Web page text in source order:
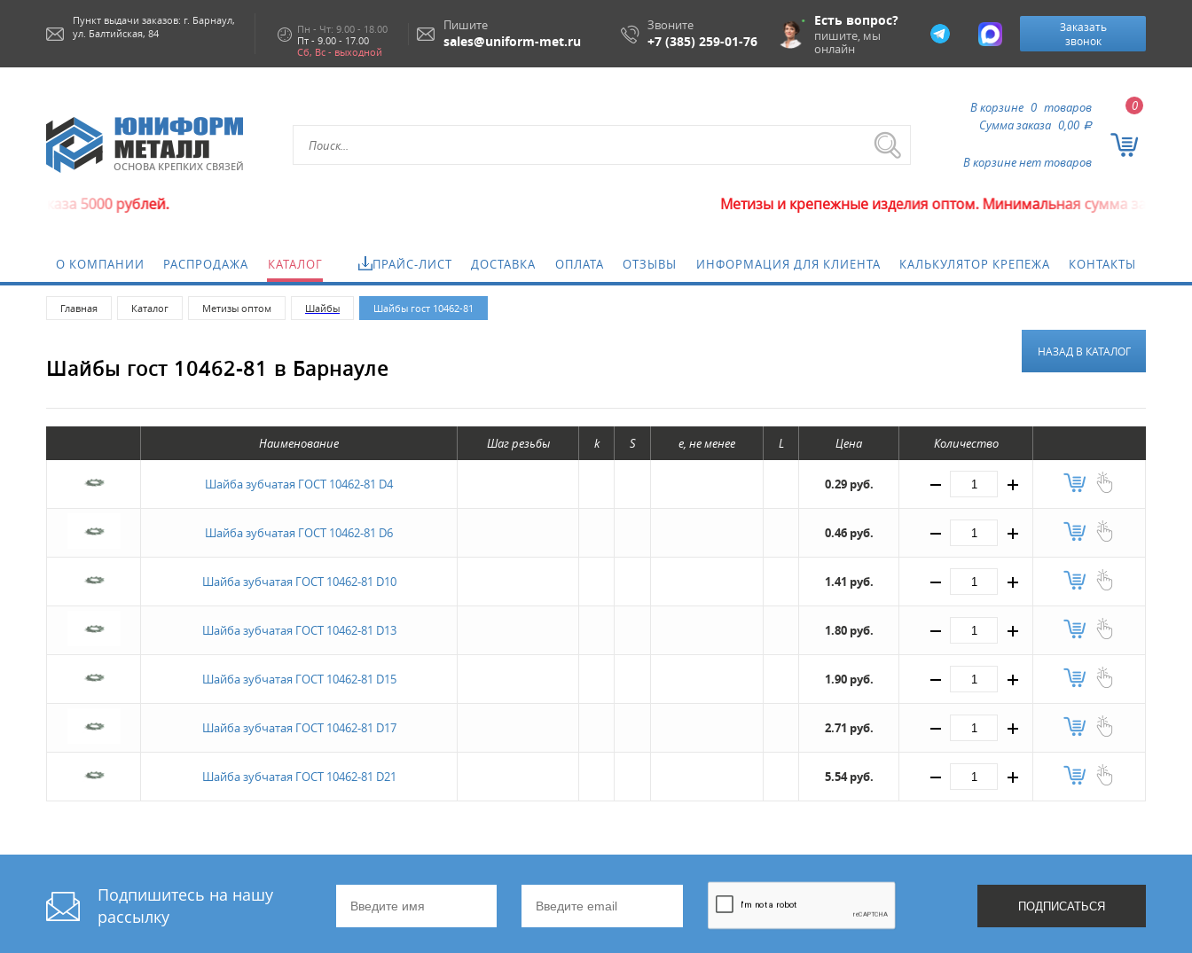
Есть вопрос?
пишите, мы
онлайн
Пункт выдачи заказов: г. Барнаул,
ул. Балтийская, 84
Пн - Чт: 9.00 - 18.00
Пт - 9.00 - 17.00
Сб, Вс - выходной
Пишите
sales@uniform-met.ru
Звоните
+7 (385) 259-01-76
Заказать
звонок
ОСНОВА КРЕПКИХ СВЯЗЕЙ
0
В корзине 0 товаров
Сумма заказа 0,00 a
В корзине нет товаров
5000 рублей. Метизы и крепежные изделия оптом. Минимальная сумма заказа 5000
О КОМПАНИИ РАСПРОДАЖА КАТАЛОГ ПРАЙС-ЛИСТ ДОСТАВКА ОПЛАТА ОТЗЫВЫ ИНФОРМАЦИЯ ДЛЯ КЛИЕНТА КАЛЬКУЛЯТОР КРЕПЕЖА КОНТАКТЫ
Главная Каталог Метизы оптом Шайбы Шайбы гост 10462-81
Шайбы гост 10462-81 в Барнауле
НАЗАД В КАТАЛОГ
Наименование Шаг резьбы k S е, не менее L Цена Количество
Шайба зубчатая ГОСТ 10462-81 D4 0.29 руб.
Шайба зубчатая ГОСТ 10462-81 D6 0.46 руб.
Шайба зубчатая ГОСТ 10462-81 D10 1.41 руб.
Шайба зубчатая ГОСТ 10462-81 D13 1.80 руб.
Шайба зубчатая ГОСТ 10462-81 D15 1.90 руб.
Шайба зубчатая ГОСТ 10462-81 D17 2.71 руб.
Шайба зубчатая ГОСТ 10462-81 D21 5.54 руб.
Подпишитесь на нашу
рассылку